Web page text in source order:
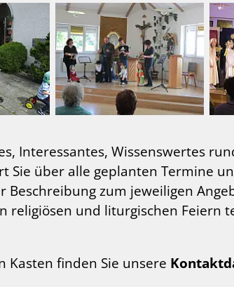
Interessantes, Wissenswertes
Sie über alle geplanten Termine
zum jeweiligen
religiösen und liturgischen
Kasten finden Sie unsere